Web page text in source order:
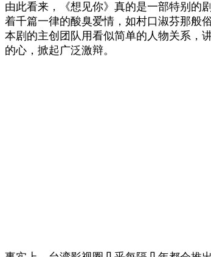
由此看来，《想见你》真的是一部特别的
着千篇一律的酸臭爱情，如村口淑芬那般
本剧的主创团队用看似简单的人物关系，
的心，掀起广泛激辩。